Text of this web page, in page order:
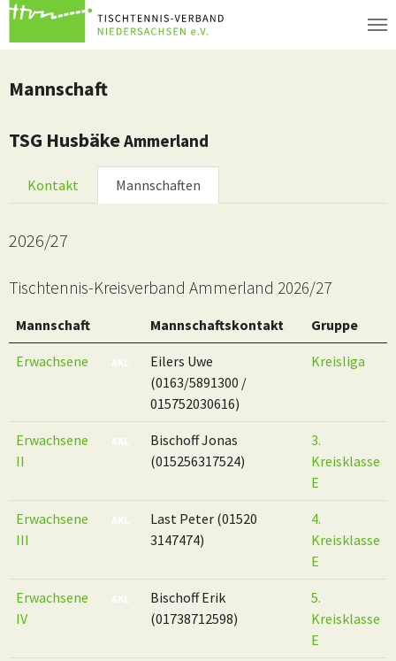
Zum Hauptinhalt springen
Mannschaft
TSG HusbäkeAmmerland
Kontakt Mannschaften
2026/27
Tischtennis-Kreisverband Ammerland 2026/27
Mannschaft
Altersbereich
Mannschaftskontakt Gruppe
Erwachsene AKL
Eilers Uwe
(0163/5891300 /
015752030616)
Kreisliga
Erwachsene
II
AKL
Bischoff Jonas
(015256317524)
3.
Kreisklasse
E
Erwachsene
III
AKL
Last Peter (01520
3147474)
4.
Kreisklasse
E
Erwachsene
IV
AKL
Bischoff Erik
(01738712598)
5.
Kreisklasse
E